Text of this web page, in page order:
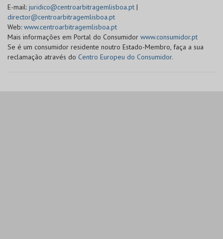
E-mail: juridico@centroarbitragemlisboa.pt |
director@centroarbitragemlisboa.pt
Web: www.centroarbitragemlisboa.pt
Mais informações em Portal do Consumidor www.consumidor.pt
Se é um consumidor residente noutro Estado-Membro, faça a sua
reclamação através do Centro Europeu do Consumidor.